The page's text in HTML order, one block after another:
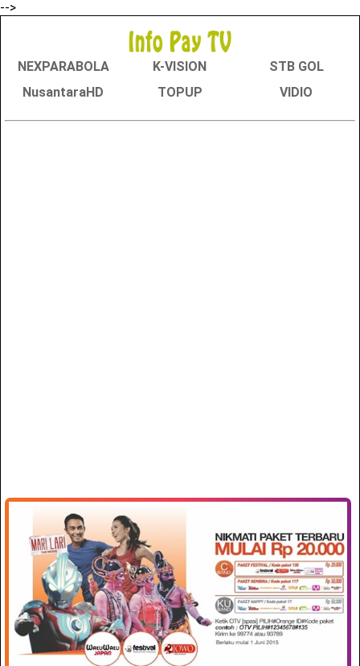
-->
NEXPARABOLA K-VISION
STB GOL
NusantaraHD
TOPUP VIDIO